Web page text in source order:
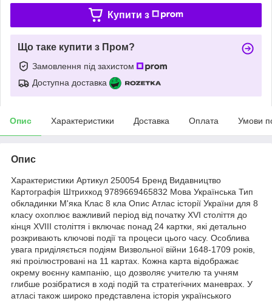
Купити з
Що таке купити з Пром?
Замовлення під захистом
Доступна доставка
Опис Характеристики Доставка Оплата Умови
Опис
Характеристики Артикул 250054 Бренд Видавництво
Картографія Штрихкод 9789669465832 Мова Українська Тип
обкладинки М'яка Клас 8 кла Опис Атлас історії України для 8
класу охоплює важливий період від початку XVI століття до
кінця XVIII століття і включає понад 24 картки, які детально
розкривають ключові події та процеси цього часу. Особлива
увага приділяється подіям Визвольної війни 1648-1709 років,
які проілюстровані на 11 картах. Кожна карта відображає
окрему воєнну кампанію, що дозволяє учителю та учням
глибше розібратися в ході подій та стратегічних маневрах. У
атласі також широко представлена історія українського